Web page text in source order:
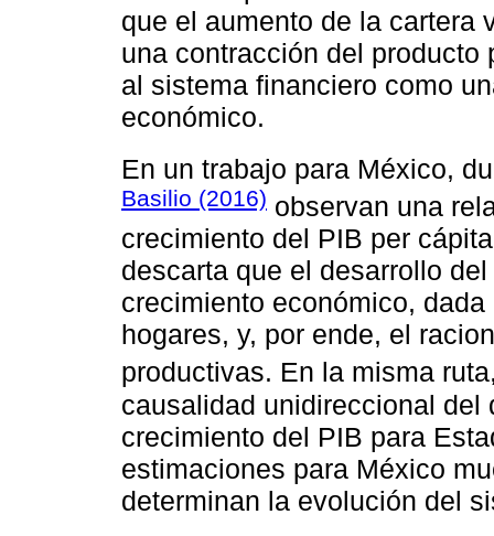
que el aumento de la cartera
una contracción del producto
al sistema financiero como
económico.
En un trabajo para México,
Basilio (2016) observan una
crecimiento del PIB per
descarta que el desarrollo
crecimiento económico,
hogares, y, por ende, el
productivas. En la misma
causalidad unidireccional
crecimiento del PIB para
estimaciones para México
determinan la evolución del